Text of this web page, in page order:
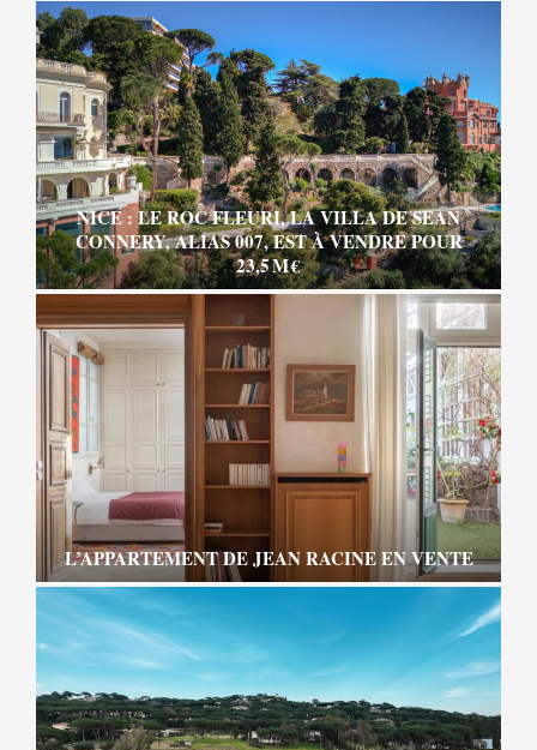
NICE : LE ROC FLEURI, LA VILLA DE SEAN
CONNERY, ALIAS 007, EST À VENDRE POUR
23,5 M €
L’APPARTEMENT DE JEAN RACINE EN VENTE